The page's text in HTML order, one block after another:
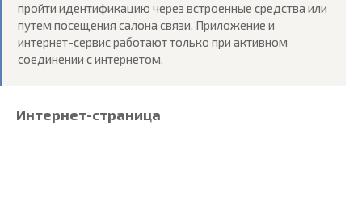
пройти идентификацию через встроенные средства или
путем посещения салона связи. Приложение и
интернет-сервис работают только при активном
соединении с интернетом.
Интернет-страница